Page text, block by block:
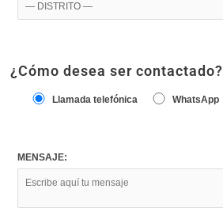
¿Cómo desea ser contactado?
Llamada telefónica WhatsApp
MENSAJE: